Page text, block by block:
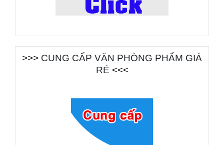
>>> CUNG CẤP VĂN PHÒNG PHẨM GIÁ
RẺ <<<